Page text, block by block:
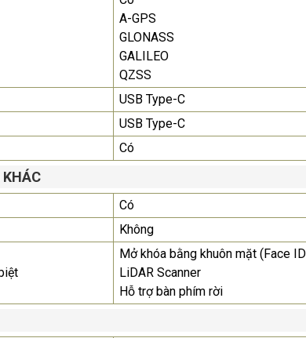
A-GPS
GLONASS
GALILEO
QZSS
USB Type-C
USB Type-C
Có
KHÁC
Có
Không
Mở khóa bằng khuôn mặt (Face
LiDAR Scanner
Hỗ trợ bàn phím rời